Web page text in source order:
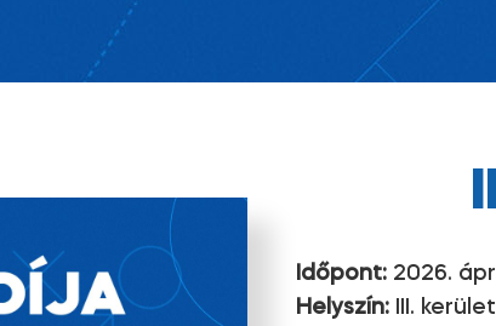
Időpont: 2026.
Helyszín:
III. kerület